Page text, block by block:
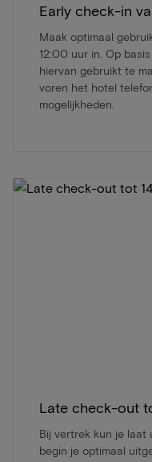
Early check-in
Maak optimaal
12:00 uur in. Op
hiervan gebruikt te
voren het hotel
mogelijkheden.
Late check-out
Bij vertrek kun je laat
begin je optimaal